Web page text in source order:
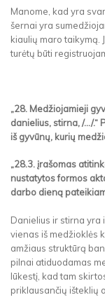
Manome, kad yra
šernai yra
kiaulių maro taikymą.
turėtų būti
„28. Medžiojamieji
danielius, stirna, /.../
iš gyvūnų, kurių
„28.3. įrašomas
nustatytos formos
darbo dieną
Danielius ir stirna yra
vienas iš medžioklės
amžiaus struktūrą
pilnai atiduodamas
lūkestį, kad tam
priklausančių išteklių